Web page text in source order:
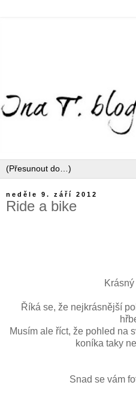
neděle 9. září 2012
Ride a bike
Krásný
Říká se, že nejkrásnější
Musím ale říct, že pohled na
koníka taky
Snad se vám